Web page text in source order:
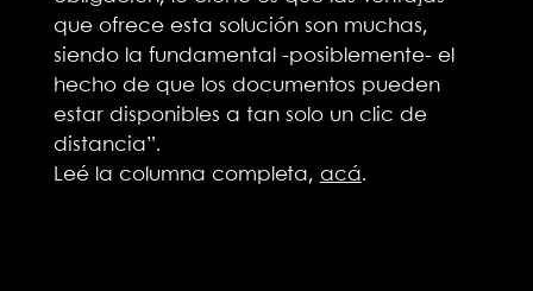
que ofrece esta solución son muchas,
siendo la fundamental -posiblemente- el
hecho de que los documentos pueden
estar disponibles a tan solo un clic de
distancia”.
Leé la columna completa, acá.